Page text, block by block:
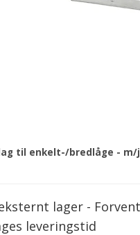
til enkelt-/bredlåge -
lager -
leveringstid